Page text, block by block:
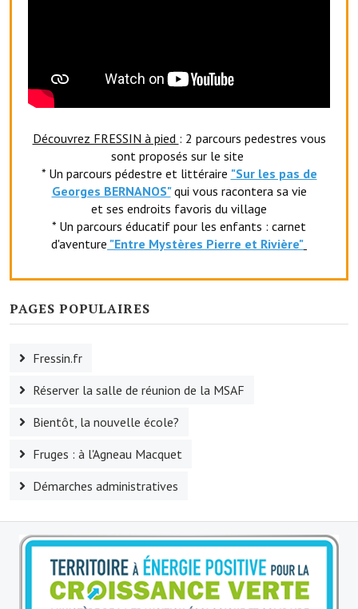
Fressin, lauréat village fleuri
Les foulées Fressinoises
Le parcours cyclo le soleil de satan
Acteurs du tourisme
Les étangs de Fressin
O' jardin paisible
Les gites ruraux
Découvrez FRESSIN à pied : 2 parcours pedestres vous
sont proposés sur le site
* Un parcours pédestre et littéraire "Sur les pas de
Georges BERNANOS" qui vous racontera sa vie
et ses endroits favoris du village
* Un parcours éducatif pour les enfants : carnet
d'aventure "Entre Mystères Pierre et Rivière"
PAGES POPULAIRES
Fressin.fr
Réserver la salle de réunion de la MSAF
Bientôt, la nouvelle école?
Fruges : à l'Agneau Macquet
Démarches administratives